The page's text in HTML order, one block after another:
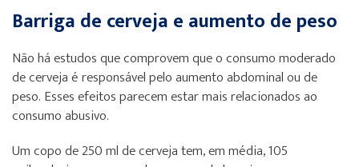
Barriga de cerveja e aumento de peso
Não há estudos que comprovem que o consumo moderado
de cerveja é responsável pelo aumento abdominal ou de
peso. Esses efeitos parecem estar mais relacionados ao
consumo abusivo.
Um copo de 250 ml de cerveja tem, em média, 105